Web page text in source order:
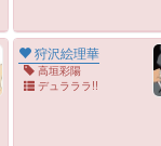
狩沢絵理華
高垣彩陽
デュラララ!!